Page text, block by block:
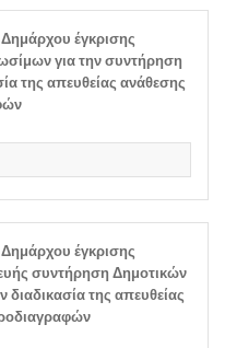
έγκρισης
για την συντήρηση
της απευθείας ανάθεσης
έγκρισης
συντήρηση Δημοτικών
της απευθείας